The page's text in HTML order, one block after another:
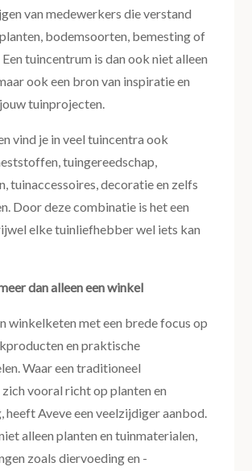
van medewerkers die verstand
bodemsoorten, bemesting of
tuincentrum is dan ook niet alleen
ook een bron van inspiratie en
tuinprojecten.
vind je in veel tuincentra ook
tuingereedschap,
tuinaccessoires, decoratie en zelfs
Door deze combinatie is het een
elke tuinliefhebber wel iets kan
dan alleen een winkel
winkelketen met een brede focus op
en praktische
Waar een traditioneel
vooral richt op planten en
heeft Aveve een veelzijdiger aanbod.
alleen planten en tuinmaterialen,
zoals diervoeding en -